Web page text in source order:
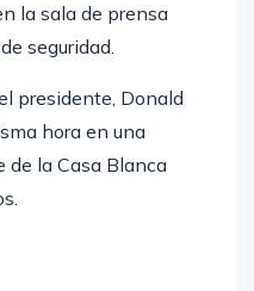
la sala de prensa
seguridad.
presidente, Donald
hora en una
de la Casa Blanca